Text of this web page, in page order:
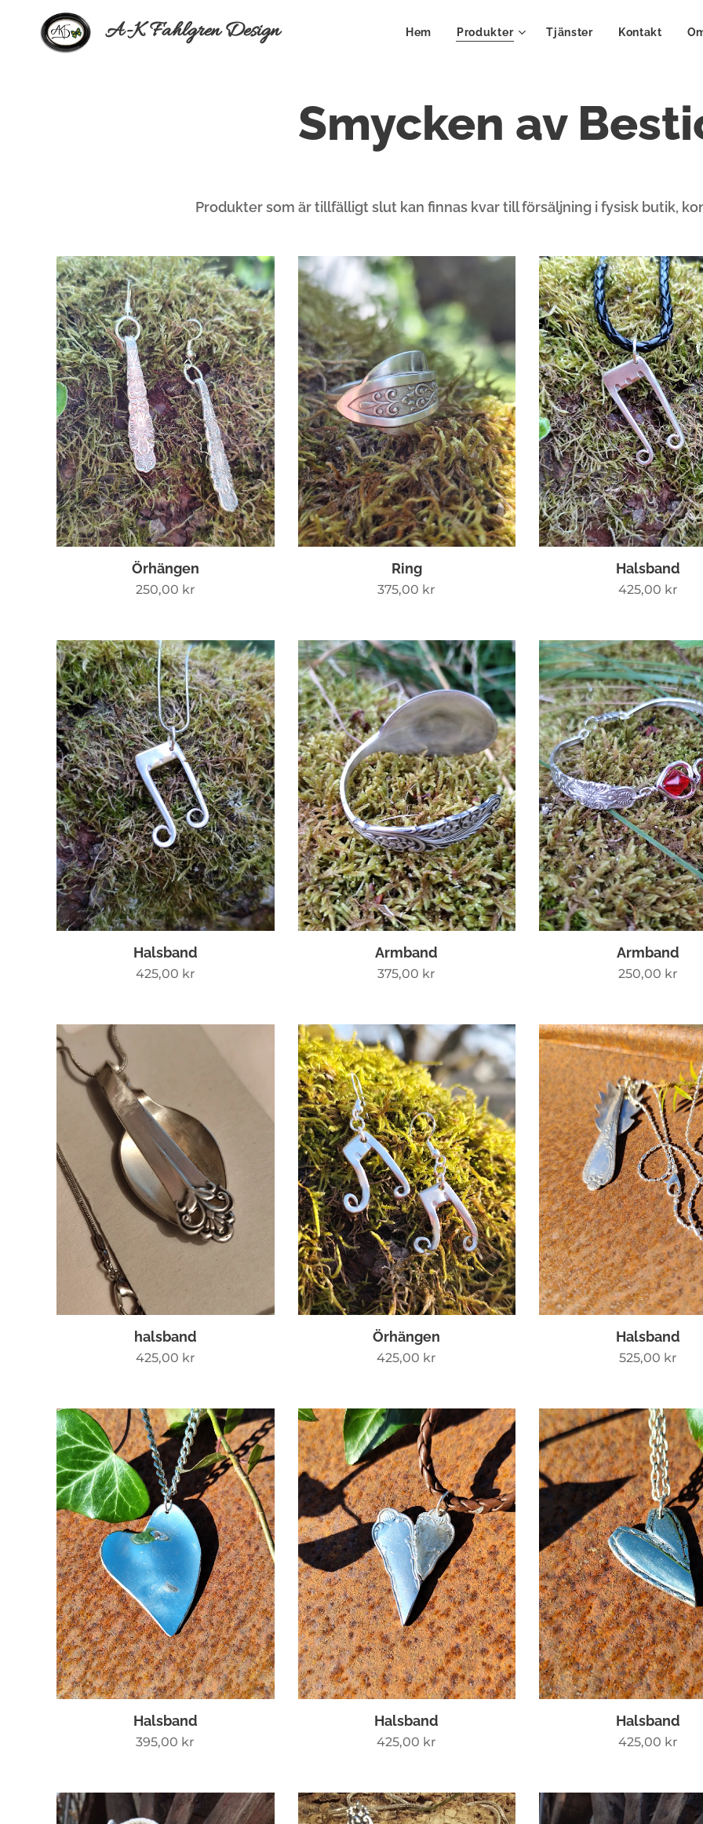
A-K Fahlgren Design Hem Produkter Tjänster Kontakt
Smycken av
Produkter som är tillfälligt slut kan finnas kvar till försäljning i fysisk butik,
Örhängen
250,00 kr
Ring
375,00 kr
Halsband
425,00 kr
Halsband
425,00 kr
Armband
375,00 kr
Armband
250,00 kr
halsband
425,00 kr
Örhängen
425,00 kr
Halsband
525,00 kr
Halsband
395,00 kr
Halsband
425,00 kr
Halsband
425,00 kr